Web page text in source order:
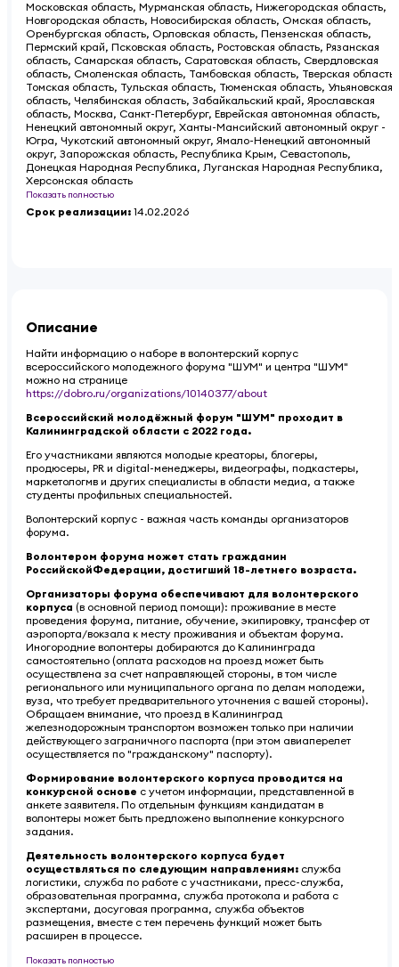
Московская область, Мурманская область, Нижегородская область,
Новгородская область, Новосибирская область, Омская область,
Оренбургская область, Орловская область, Пензенская область,
Пермский край, Псковская область, Ростовская область, Рязанская
область, Самарская область, Саратовская область, Свердловская
область, Смоленская область, Тамбовская область, Тверская область,
Томская область, Тульская область, Тюменская область, Ульяновская
область, Челябинская область, Забайкальский край, Ярославская
область, Москва, Санкт-Петербург, Еврейская автономная область,
Ненецкий автономный округ, Ханты-Мансийский автономный округ -
Югра, Чукотский автономный округ, Ямало-Ненецкий автономный
округ, Запорожская область, Республика Крым, Севастополь,
Донецкая Народная Республика, Луганская Народная Республика,
Херсонская область
Показать полностью
Срок реализации: 14.02.2026
Описание
Найти информацию о наборе в волонтерский корпус
всероссийского молодежного форума "ШУМ" и центра "ШУМ"
можно на странице
https://dobro.ru/organizations/10140377/about
Всероссийский молодёжный форум "ШУМ" проходит в
Калининградской области с 2022 года.
Его участниками являются молодые креаторы, блогеры,
продюсеры, PR и digital-менеджеры, видеографы, подкастеры,
маркетологмв и других специалисты в области медиа, а также
студенты профильных специальностей.
Волонтерский корпус - важная часть команды организаторов
форума.
Волонтером форума может стать гражданин
РоссийскойФедерации, достигший 18-летнего возраста.
Организаторы форума обеспечивают для волонтерского
корпуса (в основной период помощи): проживание в месте
проведения форума, питание, обучение, экипировку, трансфер от
аэропорта/вокзала к месту проживания и объектам форума.
Иногородние волонтеры добираются до Калининграда
самостоятельно (оплата расходов на проезд может быть
осуществлена за счет направляющей стороны, в том числе
регионального или муниципального органа по делам молодежи,
вуза, что требует предварительного уточнения с вашей стороны).
Обращаем внимание, что проезд в Калининград
железнодорожным транспортом возможен только при наличии
действующего заграничного паспорта (при этом авиаперелет
осуществляется по "гражданскому" паспорту).
Формирование волонтерского корпуса проводится на
конкурсной основе с учетом информации, представленной в
анкете заявителя. По отдельным функциям кандидатам в
волонтеры может быть предложено выполнение конкурсного
задания.
Деятельность волонтерского корпуса будет
осуществляться по следующим направлениям: служба
логистики, служба по работе с участниками, пресс-служба,
образовательная программа, служба протокола и работа с
экспертами, досуговая программа, служба объектов
размещения, вместе с тем перечень функций может быть
расширен в процессе.
Показать полностью